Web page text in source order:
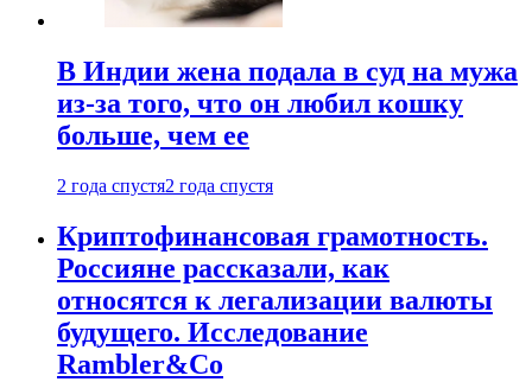
В Индии жена подала в суд на мужа
из-за того, что он любил кошку
больше, чем ее
2 года спустя2 года спустя
Криптофинансовая грамотность.
Россияне рассказали, как
относятся к легализации валюты
будущего. Исследование
Rambler&Co